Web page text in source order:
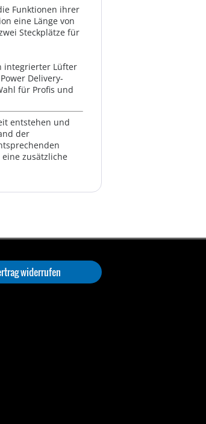
Funktionen ihrer
eine Länge von
Steckplätze für
integrierter Lüfter
Delivery-
für Profis und
entstehen und
der
zusätzliche
widerrufen